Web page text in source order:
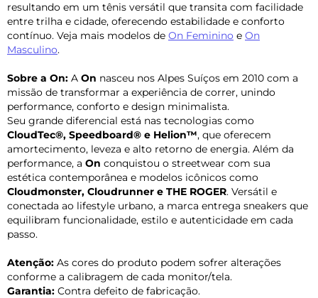
resultando em um tênis versátil que transita com facilidade
entre trilha e cidade, oferecendo estabilidade e conforto
contínuo. Veja mais modelos de On Feminino e On
Masculino.
Sobre a On: A On nasceu nos Alpes Suíços em 2010 com a
missão de transformar a experiência de correr, unindo
performance, conforto e design minimalista.
Seu grande diferencial está nas tecnologias como
CloudTec®, Speedboard® e Helion™, que oferecem
amortecimento, leveza e alto retorno de energia. Além da
performance, a On conquistou o streetwear com sua
estética contemporânea e modelos icônicos como
Cloudmonster, Cloudrunner e THE ROGER. Versátil e
conectada ao lifestyle urbano, a marca entrega sneakers que
equilibram funcionalidade, estilo e autenticidade em cada
passo.
Atenção: As cores do produto podem sofrer alterações
conforme a calibragem de cada monitor/tela.
Garantia: Contra defeito de fabricação.